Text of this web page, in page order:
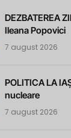
DEZBATEREA
Ileana Popovici
7 august 2026
POLITICA LA
nucleare
7 august 2026